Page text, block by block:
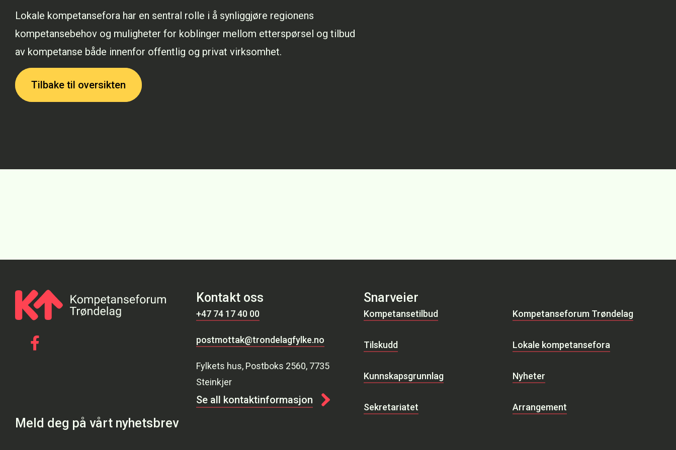
Lokale kompetansefora har en sentral rolle i å synliggjøre regionens
kompetansebehov og muligheter for koblinger mellom etterspørsel og tilbud
av kompetanse både innenfor offentlig og privat virksomhet.
Tilbake til oversikten
Gå til vår Facebook
Kontakt oss
+47 74 17 40 00
postmottak@trondelagfylke.no
Fylkets hus, Postboks 2560, 7735
Steinkjer
Se all kontaktinformasjon
Snarveier
Kompetansetilbud
Tilskudd
Kunnskapsgrunnlag
Sekretariatet
Kompetanseforum Trøndelag
Lokale kompetansefora
Nyheter
Arrangement
Meld deg på vårt nyhetsbrev